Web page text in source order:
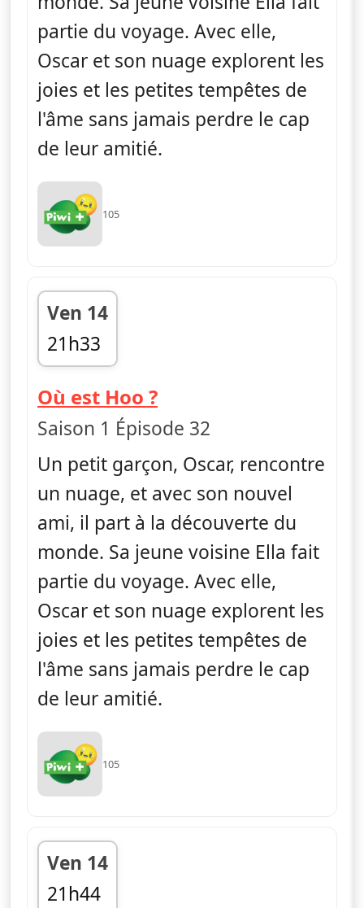
partie du voyage. Avec elle,
Oscar et son nuage explorent les
joies et les petites tempêtes de
l'âme sans jamais perdre le cap
de leur amitié.
105
Ven 14
21h33
fin 21h44
Où est Hoo ?— Ella, Oscar & Hoo
Saison 1 Épisode 32
Un petit garçon, Oscar, rencontre
un nuage, et avec son nouvel
ami, il part à la découverte du
monde. Sa jeune voisine Ella fait
partie du voyage. Avec elle,
Oscar et son nuage explorent les
joies et les petites tempêtes de
l'âme sans jamais perdre le cap
de leur amitié.
105
Ven 14
21h44